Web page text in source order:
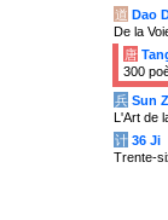
道 Dao
De la
唐
300
兵 Sun
L'Art de
计 36 Ji
Trente-